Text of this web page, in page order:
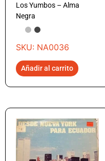
Los Yumbos – Alma
Negra
SKU: NA0036
Añadir al carrito